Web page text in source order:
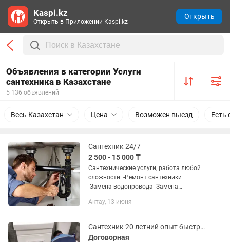
Объявления в категории Услуги
сантехника в Казахстане
5 136 объявлений
Весь Казахстан Цена Возможен выезд Есть
Сантехник 24/7
2 500 - 15 000 ₸
Сантехнические услуги, работа любой
сложности: -Ремонт сантехники
-Замена водопровода -Замена
-Устранение засоров -Установка
Актау, 13 июня
Сантехник 20 летний опыт быстро и качественно
Договорная
Kaspi.kz
Открыть в Приложении Kaspi.kz
Открыть